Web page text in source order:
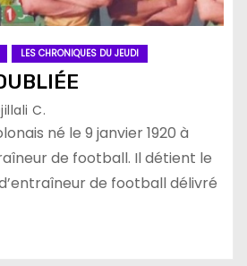
LES CHRONIQUES DU JEUDI
C.
né le 9 janvier 1920 à
de football. Il détient le
de football délivré